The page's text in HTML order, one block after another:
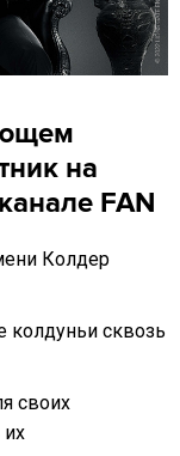
на
FAN
Колдер
колдуньи сквозь
своих
их